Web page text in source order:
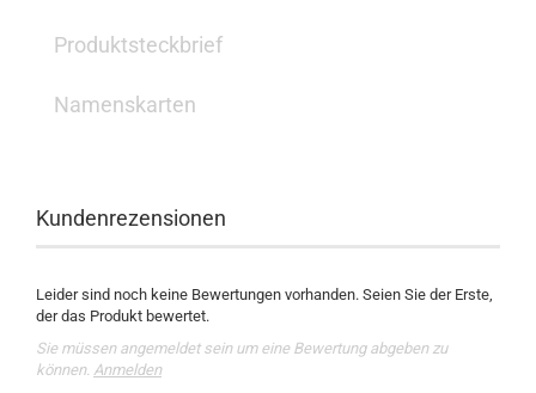
Produktsteckbrief
Namenskarten
Kundenrezensionen
Leider sind noch keine Bewertungen vorhanden. Seien Sie der Erste,
der das Produkt bewertet.
Sie müssen angemeldet sein um eine Bewertung abgeben zu
können. Anmelden